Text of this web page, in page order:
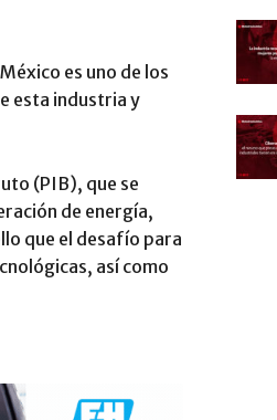
es uno de los
esta industria y
(PIB), que se
de energía,
que el desafío para
así como